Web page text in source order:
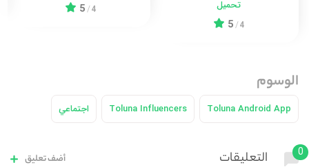
5
Toluna اجتماعي
أضف تعليق